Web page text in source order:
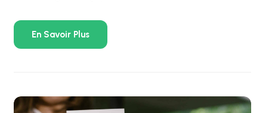
En Savoir Plus